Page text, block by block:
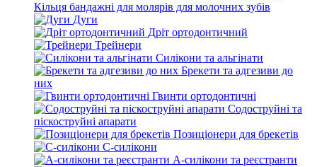
Кільця бандажні для молярів для молочних зубів
Дуги
Дріт ортодонтичний
Трейнери
Силікони та альгінати
Брекети та адгезиви до
них
Гвинти ортодонтичні
Содоструйні та
піскоструйні апарати
Позиціонери для брекетів
С-силікони
А-силікони та реєстранти